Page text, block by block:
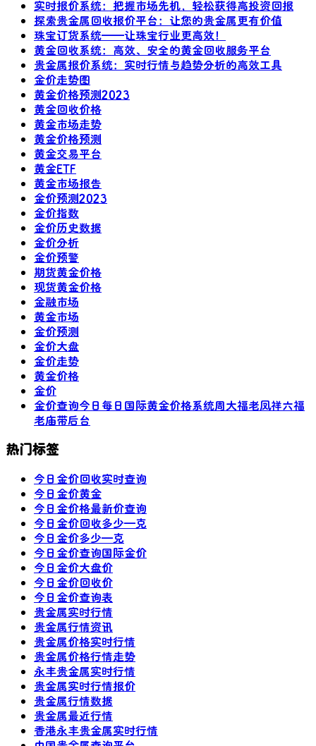
实时报价系统：把握市场先机，轻松获得高投资回报
探索贵金属回收报价平台：让您的贵金属更有价值
珠宝订货系统——让珠宝行业更高效！
黄金回收系统：高效、安全的黄金回收服务平台
贵金属报价系统：实时行情与趋势分析的高效工具
金价走势图
黄金价格预测2023
黄金回收价格
黄金市场走势
黄金价格预测
黄金交易平台
黄金ETF
黄金市场报告
金价预测2023
金价指数
金价历史数据
金价分析
金价预警
期货黄金价格
现货黄金价格
金融市场
黄金市场
金价预测
金价大盘
金价走势
黄金价格
金价
金价查询今日每日国际黄金价格系统周大福老凤祥六福
老庙带后台
热门标签
今日金价回收实时查询
今日金价黄金
今日金价格最新价查询
今日金价回收多少—克
今日金价多少—克
今日金价查询国际金价
今日金价大盘价
今日金价回收价
今日金价查询表
贵金属实时行情
贵金属行情资讯
贵金属价格实时行情
贵金属价格行情走势
永丰贵金属实时行情
贵金属实时行情报价
贵金属行情数据
贵金属最近行情
香港永丰贵金属实时行情